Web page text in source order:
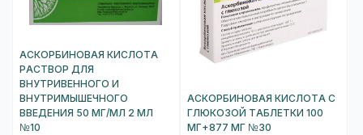
АСКОРБИНОВАЯ КИСЛОТА
РАСТВОР ДЛЯ
ВНУТРИВЕННОГО И
ВНУТРИМЫШЕЧНОГО
ВВЕДЕНИЯ 50 МГ/МЛ 2 МЛ
№10
АСКОРБИНОВАЯ КИСЛОТА С
ГЛЮКОЗОЙ ТАБЛЕТКИ 100
МГ+877 МГ №30